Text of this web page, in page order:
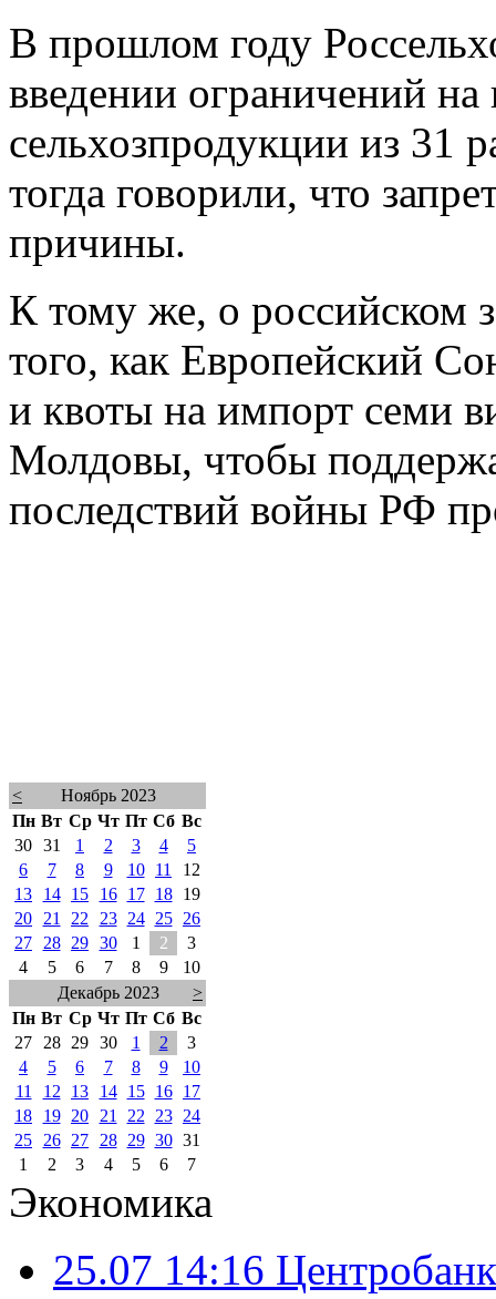
В прошлом году
введении ограничений
сельхозпродукции из
тогда говорили, что
причины.
К тому же, о российском
того, как Европейский
и квоты на импорт семи
Молдовы, чтобы
последствий войны РФ
<
Ноябрь 2023
Пн Вт Ср Чт Пт Сб Вс
30 31 1 2 3 4
5
6
7 8 9 10 11
12
13
14 15 16 17 18
19
20
21 22 23 24 25
26
27
28 29 30 1 2
3
4
5 6 7 8 9
10
Декабрь 2023
>
Пн Вт Ср Чт Пт Сб Вс
27
28 29 30 1 2
3
4
5 6 7 8 9
10
11
12 13 14 15 16
17
18
19 20 21 22 23
24
25
26 27 28 29 30 31
1
2 3 4 5 6 7
Экономика
25.07 14:16